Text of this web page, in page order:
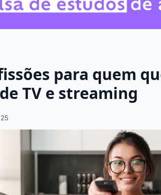
para quem
TV e streaming